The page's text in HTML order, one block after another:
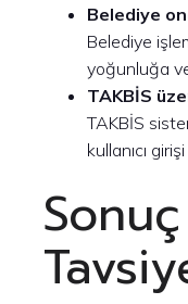
Belediye
Belediye
yoğunluğa
TAKBİS
TAKBİS
kullanıcı